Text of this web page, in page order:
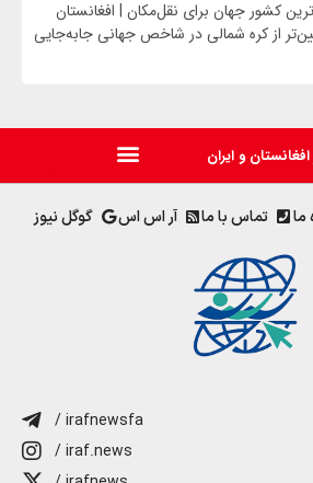
کشور جهان برای نقل‌مکان | افغانستان
از کره شمالی در شاخص جهانی جابه‌جایی
و ایران
ما تماس با ما آر اس اس گوگل نیوز
/ irafnewsfa
/ iraf.news